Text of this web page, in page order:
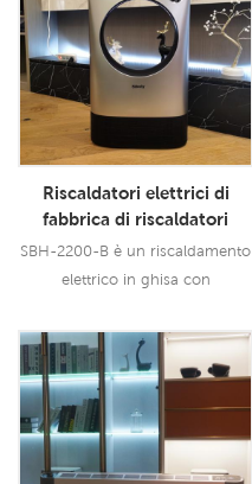
Riscaldatori elettrici di
fabbrica di riscaldatori
elettrici in ghisa da 2200 W
in Cina
SBH-2200-B è un riscaldamento
elettrico in ghisa con
inossidabile.
Leggi Di Più